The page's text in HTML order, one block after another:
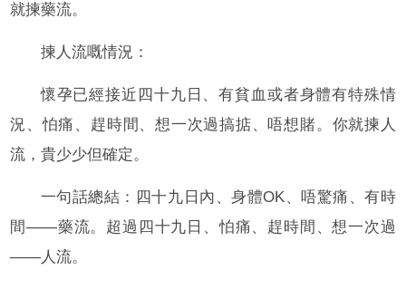
就揀藥流。
揀人流嘅情況：
懷孕已經接近四十九日、有貧血或者身體有特殊情
況、怕痛、趕時間、想一次過搞掂、唔想賭。你就揀人
流，貴少少但確定。
一句話總結：四十九日內、身體OK、唔驚痛、有時
間——藥流。超過四十九日、怕痛、趕時間、想一次過
——人流。